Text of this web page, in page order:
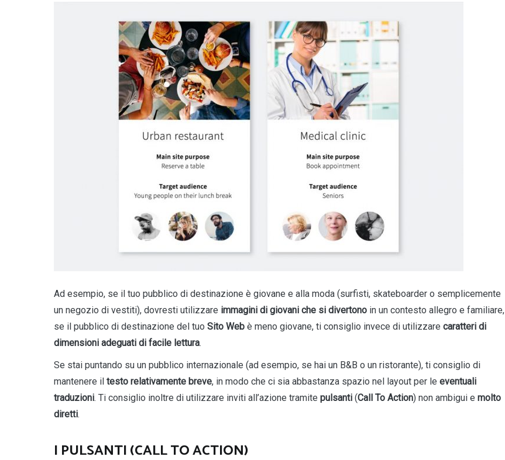
Ad esempio, se il tuo pubblico di destinazione è giovane e alla moda (surfisti, skateboarder o semplicemente
un negozio di vestiti), dovresti utilizzare immagini di giovani che si divertono in un contesto allegro e familiare,
se il pubblico di destinazione del tuo Sito Web è meno giovane, ti consiglio invece di utilizzare caratteri di
dimensioni adeguati di facile lettura.
Se stai puntando su un pubblico internazionale (ad esempio, se hai un B&B o un ristorante), ti consiglio di
mantenere il testo relativamente breve, in modo che ci sia abbastanza spazio nel layout per le eventuali
traduzioni. Ti consiglio inoltre di utilizzare inviti all’azione tramite pulsanti (Call To Action) non ambigui e molto
diretti.
I PULSANTI (CALL TO ACTION)